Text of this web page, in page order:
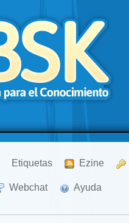
Etiquetas Ezine
Webchat Ayuda